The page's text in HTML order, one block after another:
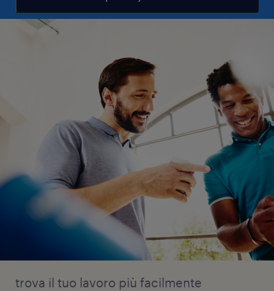
trova il tuo lavoro più facilmente